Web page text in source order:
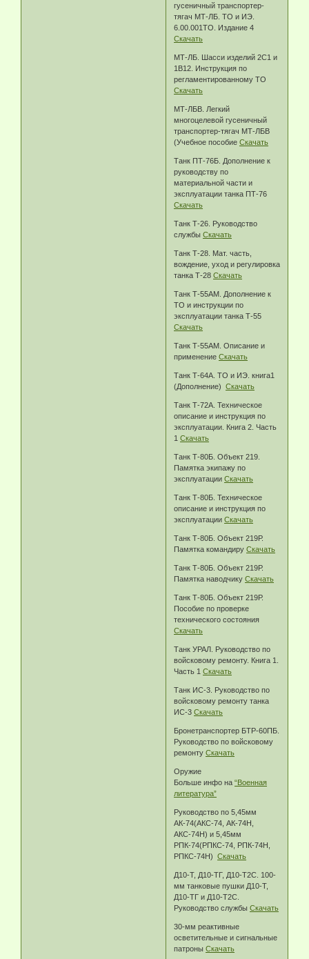
гусеничный транспортер-
тягач МТ-ЛБ. ТО и ИЭ.
6.00.001ТО. Издание 4
Скачать
МТ-ЛБ. Шасси изделий 2С1 и
1В12. Инструкция по
регламентированному ТО
Скачать
МТ-ЛБВ. Легкий
многоцелевой гусеничный
транспортер-тягач МТ-ЛБВ
(Учебное пособиеСкачать
Танк ПТ-76Б. Дополнение к
руководству по
материальной части и
эксплуатации танка ПТ-76
Скачать
Танк Т-26. Руководство
службыСкачать
Танк Т-28. Мат. часть,
вождение, уход и регулировка
танка Т-28Скачать
Танк Т-55АМ. Дополнение к
ТО и инструкции по
эксплуатации танка Т-55
Скачать
Танк Т-55АМ. Описание и
применениеСкачать
Танк Т-64А. ТО и ИЭ. книга1
(Дополнение)Скачать
Танк Т-72А. Техническое
описание и инструкция по
эксплуатации. Книга 2. Часть
1Скачать
Танк Т-80Б. Объект 219.
Памятка экипажу по
эксплуатацииСкачать
Танк Т-80Б. Техническое
описание и инструкция по
эксплуатацииСкачать
Танк Т-80Б. Объект 219Р.
Памятка командируСкачать
Танк Т-80Б. Объект 219Р.
Памятка наводчикуСкачать
Танк Т-80Б. Объект 219Р.
Пособие по проверке
технического состояния
Скачать
Танк УРАЛ. Руководство по
войсковому ремонту. Книга 1.
Часть 1Скачать
Танк ИС-3. Руководство по
войсковому ремонту танка
ИС-3Скачать
Бронетранспортер БТР-60ПБ.
Руководство по войсковому
ремонтуСкачать
Оружие
Больше инфо на“Военная
литература”
Руководство по 5,45мм
АК-74(АКС-74, АК-74Н,
АКС-74Н) и 5,45мм
РПК-74(РПКС-74, РПК-74Н,
РПКС-74Н)Скачать
Д10-Т, Д10-ТГ, Д10-Т2С. 100-
мм танковые пушки Д10-Т,
Д10-ТГ и Д10-Т2С.
Руководство службыСкачать
30-мм реактивные
осветительные и сигнальные
патроныСкачать